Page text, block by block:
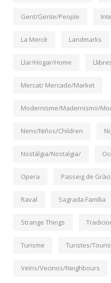
Gent/Gente/People
La Mercè Landmarks
Llar/Hogar/Home
Mercat/ Mercado/Market
Modernisme/Madernismo/
Nens/Niños/Children
Nostàlgia/Nostalgia/
Opera Passeig de
Raval Sagrada Família
Strange Things
Turisme Turistes/
Veïns/Vecinos/Neighbours